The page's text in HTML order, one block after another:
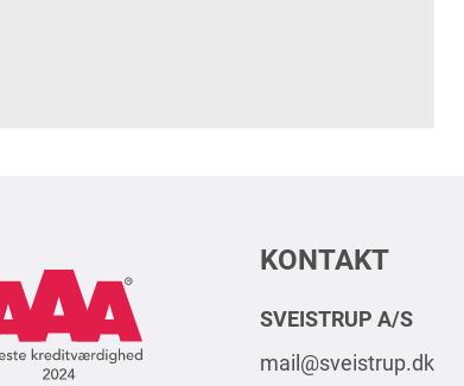
KONTAKT
SVEISTRUP A/S
mail@sveistrup.dk